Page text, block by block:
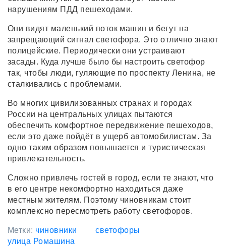
нарушениям ПДД пешеходами.
Они видят маленький поток машин и бегут на
запрещающий сигнал светофора. Это отлично знают
полицейские. Периодически они устраивают
засады. Куда лучше было бы настроить светофор
так, чтобы люди, гуляющие по проспекту Ленина, не
сталкивались с проблемами.
Во многих цивилизованных странах и городах
России на центральных улицах пытаются
обеспечить комфортное передвижение пешеходов,
если это даже пойдёт в ущерб автомобилистам. За
одно таким образом повышается и туристическая
привлекательность.
Сложно привлечь гостей в город, если те знают, что
в его центре некомфортно находиться даже
местным жителям. Поэтому чиновникам стоит
комплексно пересмотреть работу светофоров.
Метки: чиновники
светофоры
улица Ромашина